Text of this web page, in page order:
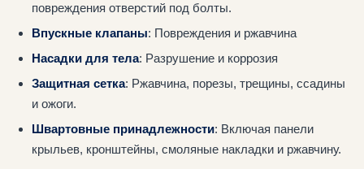
повреждения отверстий под болты.
Впускные клапаны: Повреждения и ржавчина
Насадки для тела: Разрушение и коррозия
Защитная сетка: Ржавчина, порезы, трещины, ссадины
и ожоги.
Швартовные принадлежности: Включая панели
крыльев, кронштейны, смоляные накладки и ржавчину.